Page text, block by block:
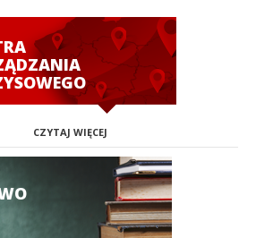
CZYTAJ WIĘCEJ